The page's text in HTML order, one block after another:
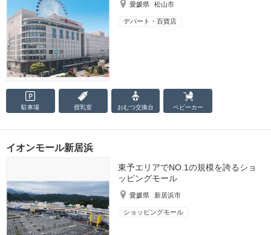
愛媛県 松山市
デパート・百貨店
駐車場 授乳室 おむつ交換台 ベビーカー
イオンモール新居浜
東予エリアでNO.1の規模を誇るショ
ッピングモール
愛媛県 新居浜市
ショッピングモール